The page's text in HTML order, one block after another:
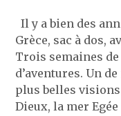
Il y a bien des
Grèce, sac à dos,
Trois semaines de
d’aventures. Un
plus belles
Dieux, la mer